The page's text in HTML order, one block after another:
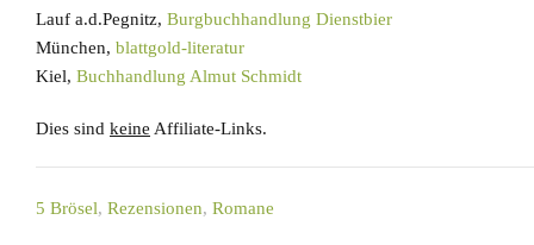
Lauf a.d.Pegnitz, Burgbuchhandlung Dienstbier
München, blattgold-literatur
Kiel, Buchhandlung Almut Schmidt
Dies sind keine Affiliate-Links.
5 Brösel, Rezensionen, Romane